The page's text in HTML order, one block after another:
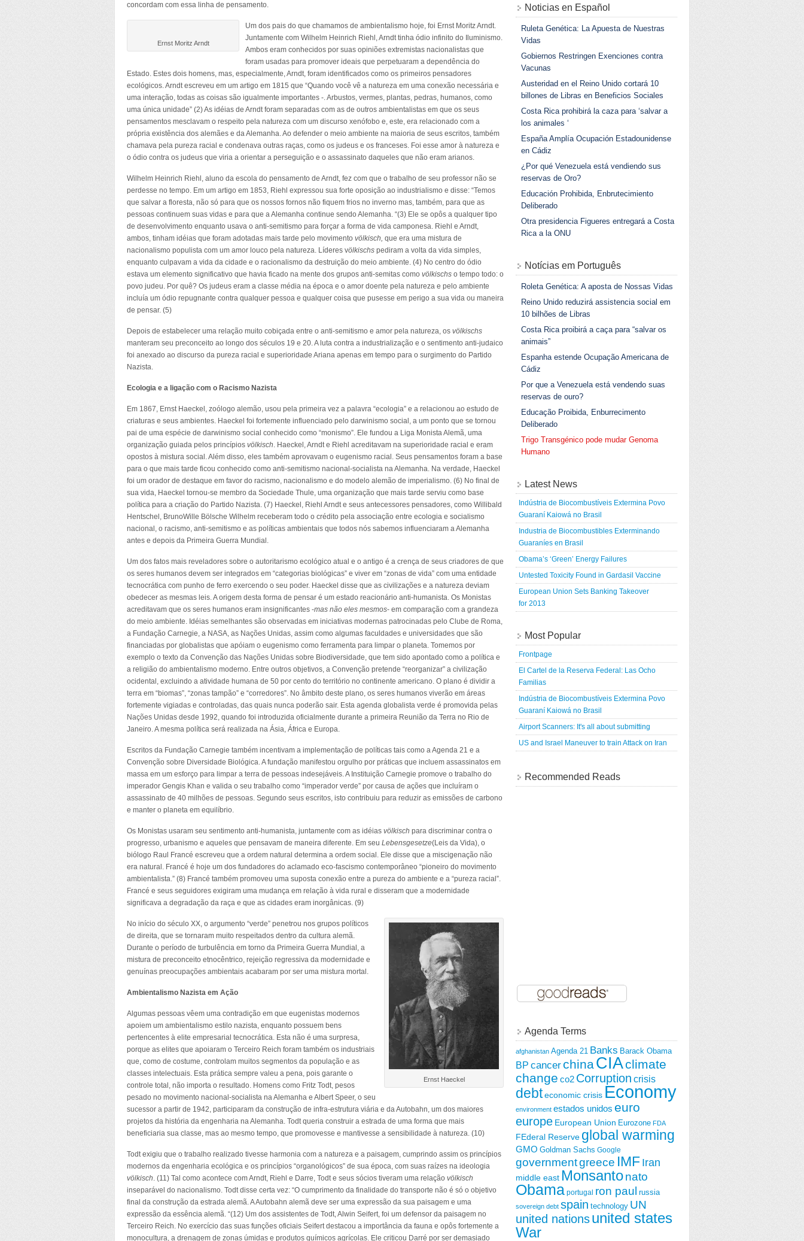
concordam com essa linha de pensamento.
Ernst Moritz Arndt
Um dos pais do que chamamos de ambientalismo hoje, foi Ernst Moritz Arndt.
Juntamente com Wilhelm Heinrich Riehl, Arndt tinha ódio infinito do Iluminismo.
Ambos eram conhecidos por suas opiniões extremistas nacionalistas que
foram usadas para promover ideais que perpetuaram a dependência do
Estado. Estes dois homens, mas, especialmente, Arndt, foram identificados como os primeiros pensadores
ecológicos. Arndt escreveu em um artigo em 1815 que “Quando você vê a natureza em uma conexão necessária e
uma interação, todas as coisas são igualmente importantes -. Arbustos, vermes, plantas, pedras, humanos, como
uma única unidade” (2) As idéias de Arndt foram separadas com as de outros ambientalistas em que os seus
pensamentos mesclavam o respeito pela natureza com um discurso xenófobo e, este, era relacionado com a
própria existência dos alemães e da Alemanha. Ao defender o meio ambiente na maioria de seus escritos, também
chamava pela pureza racial e condenava outras raças, como os judeus e os franceses. Foi esse amor à natureza e
o ódio contra os judeus que viria a orientar a perseguição e o assassinato daqueles que não eram arianos.
Wilhelm Heinrich Riehl, aluno da escola do pensamento de Arndt, fez com que o trabalho de seu professor não se
perdesse no tempo. Em um artigo em 1853, Riehl expressou sua forte oposição ao industrialismo e disse: “Temos
que salvar a floresta, não só para que os nossos fornos não fiquem frios no inverno mas, também, para que as
pessoas continuem suas vidas e para que a Alemanha continue sendo Alemanha. “(3) Ele se opôs a qualquer tipo
de desenvolvimento enquanto usava o anti-semitismo para forçar a forma de vida camponesa. Riehl e Arndt,
ambos, tinham idéias que foram adotadas mais tarde pelo movimento völkisch, que era uma mistura de
nacionalismo populista com um amor louco pela natureza. Líderes völkischs pediram a volta da vida simples,
enquanto culpavam a vida da cidade e o racionalismo da destruição do meio ambiente. (4) No centro do ódio
estava um elemento significativo que havia ficado na mente dos grupos anti-semitas como völkischs o tempo todo: o
povo judeu. Por quê? Os judeus eram a classe média na época e o amor doente pela natureza e pelo ambiente
incluía um ódio repugnante contra qualquer pessoa e qualquer coisa que pusesse em perigo a sua vida ou maneira
de pensar. (5)
Depois de estabelecer uma relação muito cobiçada entre o anti-semitismo e amor pela natureza, os völkischs
manteram seu preconceito ao longo dos séculos 19 e 20. A luta contra a industrialização e o sentimento anti-judaico
foi anexado ao discurso da pureza racial e superioridade Ariana apenas em tempo para o surgimento do Partido
Nazista.
Ecologia e a ligação com o Racismo Nazista
Em 1867, Ernst Haeckel, zoólogo alemão, usou pela primeira vez a palavra “ecologia” e a relacionou ao estudo de
criaturas e seus ambientes. Haeckel foi fortemente influenciado pelo darwinismo social, a um ponto que se tornou
pai de uma espécie de darwinismo social conhecido como “monismo”. Ele fundou a Liga Monista Alemã, uma
organização guiada pelos princípios völkisch. Haeckel, Arndt e Riehl acreditavam na superioridade racial e eram
opostos à mistura social. Além disso, eles também aprovavam o eugenismo racial. Seus pensamentos foram a base
para o que mais tarde ficou conhecido como anti-semitismo nacional-socialista na Alemanha. Na verdade, Haeckel
foi um orador de destaque em favor do racismo, nacionalismo e do modelo alemão de imperialismo. (6) No final de
sua vida, Haeckel tornou-se membro da Sociedade Thule, uma organização que mais tarde serviu como base
política para a criação do Partido Nazista. (7) Haeckel, Riehl Arndt e seus antecessores pensadores, como Willibald
Hentschel, BrunoWille Bölsche Wilhelm receberam todo o crédito pela associação entre ecologia e socialismo
nacional, o racismo, anti-semitismo e as políticas ambientais que todos nós sabemos influenciaram a Alemanha
antes e depois da Primeira Guerra Mundial.
Um dos fatos mais reveladores sobre o autoritarismo ecológico atual e o antigo é a crença de seus criadores de que
os seres humanos devem ser integrados em “categorias biológicas” e viver em “zonas de vida” com uma entidade
tecnocrática com punho de ferro exercendo o seu poder. Haeckel disse que as civilizações e a natureza deviam
obedecer as mesmas leis. A origem desta forma de pensar é um estado reacionário anti-humanista. Os Monistas
acreditavam que os seres humanos eram insignificantes -mas não eles mesmos- em comparação com a grandeza
do meio ambiente. Idéias semelhantes são observadas em iniciativas modernas patrocinadas pelo Clube de Roma,
a Fundação Carnegie, a NASA, as Nações Unidas, assim como algumas faculdades e universidades que são
financiadas por globalistas que apóiam o eugenismo como ferramenta para limpar o planeta. Tomemos por
exemplo o texto da Convenção das Nações Unidas sobre Biodiversidade, que tem sido apontado como a política e
a religião do ambientalismo moderno. Entre outros objetivos, a Convenção pretende “reorganizar” a civilização
ocidental, excluindo a atividade humana de 50 por cento do território no continente americano. O plano é dividir a
terra em “biomas”, “zonas tampão” e “corredores”. No âmbito deste plano, os seres humanos viverão em áreas
fortemente vigiadas e controladas, das quais nunca poderão sair. Esta agenda globalista verde é promovida pelas
Nações Unidas desde 1992, quando foi introduzida oficialmente durante a primeira Reunião da Terra no Rio de
Janeiro. A mesma política será realizada na Ásia, África e Europa.
Escritos da Fundação Carnegie também incentivam a implementação de políticas tais como a Agenda 21 e a
Convenção sobre Diversidade Biológica. A fundação manifestou orgulho por práticas que incluem assassinatos em
massa em um esforço para limpar a terra de pessoas indesejáveis. A Instituição Carnegie promove o trabalho do
imperador Gengis Khan e valida o seu trabalho como “imperador verde” por causa de ações que incluíram o
assassinato de 40 milhões de pessoas. Segundo seus escritos, isto contribuiu para reduzir as emissões de carbono
e manter o planeta em equilíbrio.
Os Monistas usaram seu sentimento anti-humanista, juntamente com as idéias völkisch para discriminar contra o
progresso, urbanismo e aqueles que pensavam de maneira diferente. Em seu Lebensgesetze(Leis da Vida), o
biólogo Raul Francé escreveu que a ordem natural determina a ordem social. Ele disse que a miscigenação não
era natural. Francé é hoje um dos fundadores do aclamado eco-fascismo contemporâneo “pioneiro do movimento
ambientalista.” (8) Francé também promoveu uma suposta conexão entre a pureza do ambiente e a “pureza racial”.
Francé e seus seguidores exigiram uma mudança em relação à vida rural e disseram que a modernidade
significava a degradação da raça e que as cidades eram inorgânicas. (9)
Ernst Haeckel
No início do século XX, o argumento “verde” penetrou nos grupos políticos
de direita, que se tornaram muito respeitados dentro da cultura alemã.
Durante o período de turbulência em torno da Primeira Guerra Mundial, a
mistura de preconceito etnocêntrico, rejeição regressiva da modernidade e
genuínas preocupações ambientais acabaram por ser uma mistura mortal.
Ambientalismo Nazista em Ação
Algumas pessoas vêem uma contradição em que eugenistas modernos
apoiem um ambientalismo estilo nazista, enquanto possuem bens
pertencentes à elite empresarial tecnocrática. Esta não é uma surpresa,
porque as elites que apoiaram o Terceiro Reich foram também os industriais
que, como de costume, controlam muitos segmentos da população e as
classes intelectuais. Esta prática sempre valeu a pena, pois garante o
controle total, não importa o resultado. Homens como Fritz Todt, pesos
pesado no movimento nacional-socialista na Alemanha e Albert Speer, o seu
sucessor a partir de 1942, participaram da construção de infra-estrutura viária e da Autobahn, um dos maiores
projetos da história da engenharia na Alemanha. Todt queria construir a estrada de uma forma que mais
beneficiaria sua classe, mas ao mesmo tempo, que promovesse e mantivesse a sensibilidade à natureza. (10)
Todt exigiu que o trabalho realizado tivesse harmonia com a natureza e a paisagem, cumprindo assim os princípios
modernos da engenharia ecológica e os princípios “organológicos” de sua época, com suas raízes na ideologia
völkisch. (11) Tal como acontece com Arndt, Riehl e Darre, Todt e seus sócios tiveram uma relação völkisch
inseparável do nacionalismo. Todt disse certa vez: “O cumprimento da finalidade do transporte não é só o objetivo
final da construção da estrada alemã. A Autobahn alemã deve ser uma expressão da sua paisagem e uma
expressão da essência alemã. “(12) Um dos assistentes de Todt, Alwin Seifert, foi um defensor da paisagem no
Terceiro Reich. No exercício das suas funções oficiais Seifert destacou a importância da fauna e opôs fortemente a
monocultura, a drenagem de zonas úmidas e produtos químicos agrícolas. Ele criticou Darré por ser demasiado
Noticias en Español
Ruleta Genética: La Apuesta de Nuestras
Vidas
Gobiernos Restringen Exenciones contra
Vacunas
Austeridad en el Reino Unido cortará 10
billones de Libras en Beneficios Sociales
Costa Rica prohibirá la caza para ‘salvar a
los animales ‘
España Amplía Ocupación Estadounidense
en Cádiz
¿Por qué Venezuela está vendiendo sus
reservas de Oro?
Educación Prohibida, Enbrutecimiento
Deliberado
Otra presidencia Figueres entregará a Costa
Rica a la ONU
Notícias em Português
Roleta Genética: A aposta de Nossas Vidas
Reino Unido reduzirá assistencia social em
10 bilhões de Libras
Costa Rica proibirá a caça para “salvar os
animais”
Espanha estende Ocupação Americana de
Cádiz
Por que a Venezuela está vendendo suas
reservas de ouro?
Educação Proibida, Enburrecimento
Deliberado
Trigo Transgénico pode mudar Genoma
Humano
Latest News
Indústria de Biocombustíveis Extermina Povo
Guaraní Kaiowá no Brasil
Industria de Biocombustibles Exterminando
Guaraníes en Brasil
Obama’s ‘Green’ Energy Failures
Untested Toxicity Found in Gardasil Vaccine
European Union Sets Banking Takeover
for 2013
Most Popular
Frontpage
El Cartel de la Reserva Federal: Las Ocho
Familias
Indústria de Biocombustíveis Extermina Povo
Guaraní Kaiowá no Brasil
Airport Scanners: It's all about submitting
US and Israel Maneuver to train Attack on Iran
Recommended Reads
Agenda Terms
afghanistan Agenda 21 Banks Barack Obama
BP cancerchinaCIAclimate
change co2 Corruption crisis
debteconomic crisis Economy
environment estados unidos euro
europe European Union Eurozone FDA
FEderal Reserve global warming
GMO Goldman Sachs Google
governmentgreece IMF Iran
middle east Monsantonato
Obama portugal ron paul russia
sovereign debt spain technology UN
united nationsunited states
War